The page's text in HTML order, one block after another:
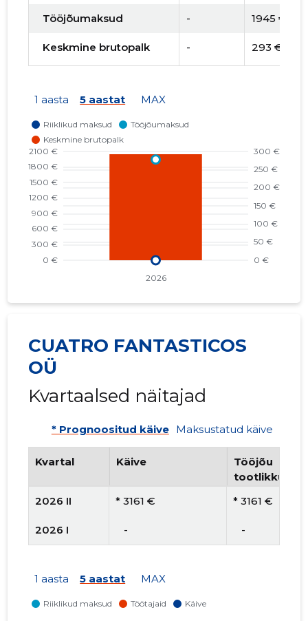
Tööjõumaksud - 1945 €
Keskmine brutopalk - 293 €
1 aasta 5 aastat MAX
CUATRO FANTASTICOS
OÜ
Kvartaalsed näitajad
* Prognoositud käive Maksustatud käive
Kvartal Käive
Tööjõu
tootlikkus
2026 II
* 3161 € * 3161 €
2026 I
   -
   -
1 aasta 5 aastat MAX